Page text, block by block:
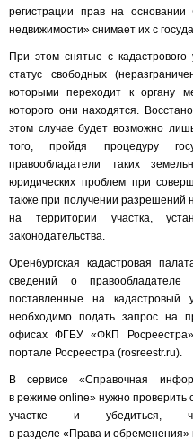
регистрации прав на основании
недвижимости» снимает их с
При этом снятые с кадастрового
статус свободных
которыми переходит к органу
которого они находятся.
этом случае будет возможно
того, пройдя процедуру
правообладатели таких
юридических проблем при
также при получении разрешений
на территории участка,
законодательства.
Оренбургская кадастровая
сведений о
поставленные на
необходимо подать запрос на
офисах ФГБУ «ФКП
портале Росреестра (rosreestr.ru).
В сервисе «Справочная
в режиме online» нужно
участке и убедиться,
в разделе «Права и обременения»